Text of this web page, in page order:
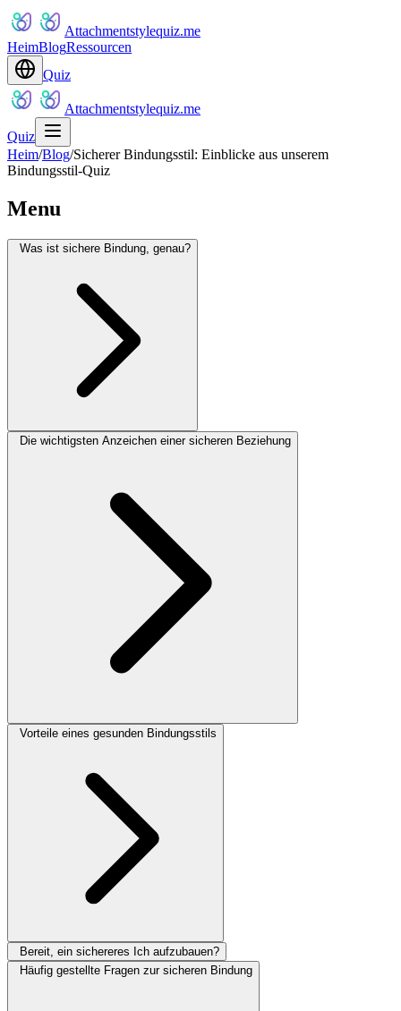
Attachmentstylequiz.me
HeimBlogRessourcen
Quiz
Attachmentstylequiz.me
Quiz
Heim/Blog/Sicherer Bindungsstil: Einblicke aus unserem
Bindungsstil-Quiz
Menu
Was ist sichere Bindung, genau?
Die wichtigsten Anzeichen einer sicheren Beziehung
Vorteile eines gesunden Bindungsstils
Bereit, ein sichereres Ich aufzubauen?
Häufig gestellte Fragen zur sicheren Bindung